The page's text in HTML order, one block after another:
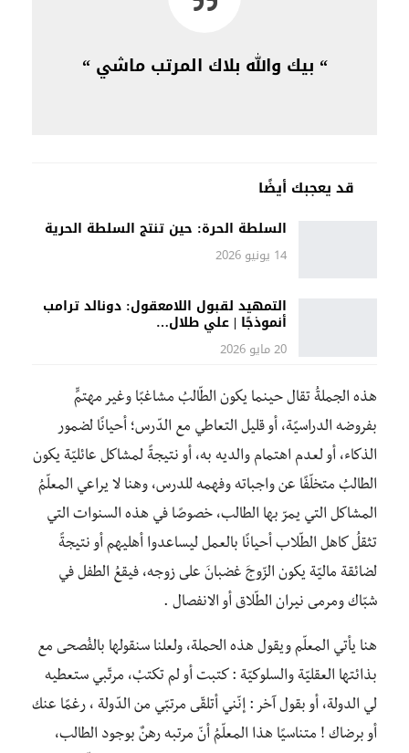
“ بيك والله بلاك المرتب ماشي “
قد يعجبك أيضًا
السلطة الحرة: حين تنتج السلطة الحرية
14 يونيو 2026
التمهيد لقبول اللامعقول: دونالد ترامب
أنموذجًا | علي طلال…
20 مايو 2026
هذه الجملةُ تقال حينما يكون الطّالبُ مشاغبًا وغير مهتمٍّ
بفروضه الدراسيًة، أو قليل التعاطي مع الدّرس؛ أحيانًا لضمور
الذكاء، أو لعدم اهتمام والديه به، أو نتيجةً لمشاكل عائليّة يكون
الطالبُ متخلّفًا عن واجباته وفهمه للدرس، وهنا لا يراعي المعلّمُ
المشاكل التي يمرّ بها الطالب، خصوصًا في هذه السنوات التي
تثقلُ كاهل الطّلاب أحيانًا بالعمل ليساعدوا أهليهم أو نتيجةً
لضائقة ماليّة يكون الزّوجَ غضبانَ على زوجه، فيقعُ الطفل في
شبّاك ومرمى نيران الطّلاق أو الانفصال .
هنا يأتي المعلّم ويقول هذه الحملة، ولعلنا سنقولها بالفُصحى مع
بذائتها العقليّة والسلوكيّة : كتبت أو لم تكتبْ، مرتّبي ستعطيه
لي الدولة، أو بقول آخر : إنّني أتلقّى مرتبّي من الدّولة ، رغمًا عنك
أو برضاك ! متناسيًا هذا المعلّمُ أنّ مرتبه رهنٌ بوجود الطالب،